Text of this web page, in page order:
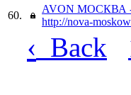
60.
AVON МОСКВА -
http://nova-
‹ Back